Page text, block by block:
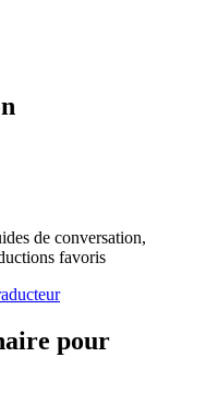
de conversation,
favoris
pour